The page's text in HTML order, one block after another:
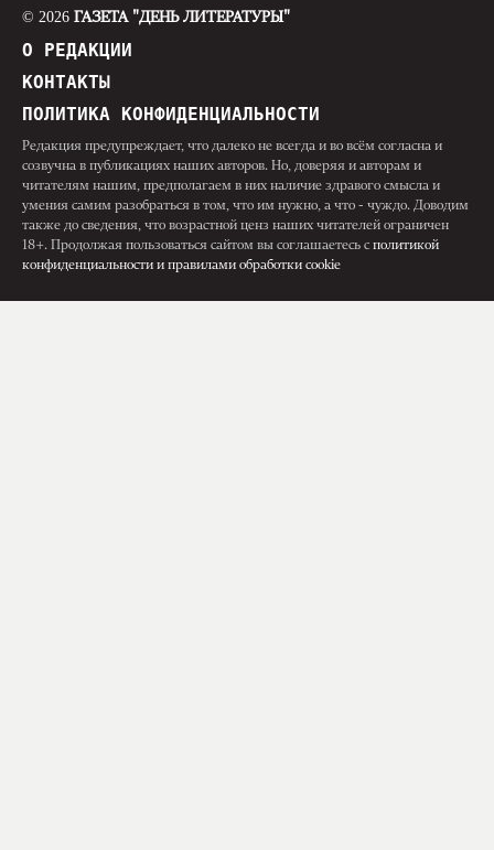
© 2026 ГАЗЕТА "ДЕНЬ ЛИТЕРАТУРЫ"
О РЕДАКЦИИ
КОНТАКТЫ
ПОЛИТИКА КОНФИДЕНЦИАЛЬНОСТИ
Редакция предупреждает, что далеко не всегда и во всём согласна и
созвучна в публикациях наших авторов. Но, доверяя и авторам и
читателям нашим, предполагаем в них наличие здравого смысла и
умения самим разобраться в том, что им нужно, а что - чуждо. Доводим
также до сведения, что возрастной ценз наших читателей ограничен
18+. Продолжая пользоваться сайтом вы соглашаетесь с политикой
конфиденциальности и правилами обработки cookie